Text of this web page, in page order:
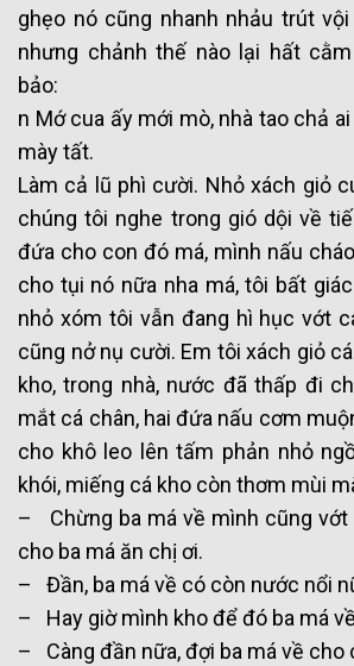
ghẹo nó cũng nhanh nhảu trút
nhưng chảnh thế nào lại hất
bảo:
n Mớ cua ấy mới mò, nhà tao chả
mày tất.
Làm cả lũ phì cười. Nhỏ xách giỏ
chúng tôi nghe trong gió dội về
đứa cho con đó má, mình nấu
cho tụi nó nữa nha má, tôi bất
nhỏ xóm tôi vẫn đang hì hục vớt
cũng nở nụ cười. Em tôi xách giỏ
kho, trong nhà, nước đã thấp đi
mắt cá chân, hai đứa nấu cơm
cho khô leo lên tấm phản nhỏ
khói, miếng cá kho còn thơm mùi
– Chừng ba má về mình cũng vớt
cho ba má ăn chị ơi.
– Đần, ba má về có còn nước nổi
– Hay giờ mình kho để đó ba má
– Càng đần nữa, đợi ba má về cho